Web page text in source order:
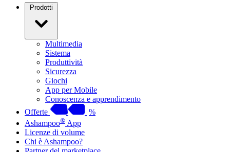
Prodotti
Multimedia
Sistema
Produttività
Sicurezza
Giochi
App per Mobile
Conoscenza e apprendimento
Offerte
%
Ashampoo® App
Licenze di volume
Chi è Ashampoo?